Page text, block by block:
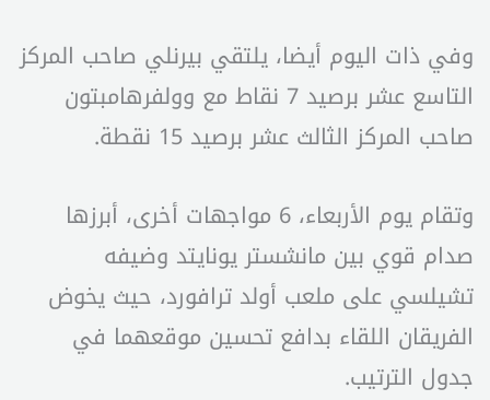
وفي ذات اليوم أيضا، يلتقي بيرنلي صاحب المركز
التاسع عشر برصيد 7 نقاط مع وولفرهامبتون
صاحب المركز الثالث عشر برصيد 15 نقطة.
وتقام يوم الأربعاء، 6 مواجهات أخرى، أبرزها
صدام قوي بين مانشستر يونايتد وضيفه
تشيلسي على ملعب أولد ترافورد، حيث يخوض
الفريقان اللقاء بدافع تحسين موقعهما في
جدول الترتيب.